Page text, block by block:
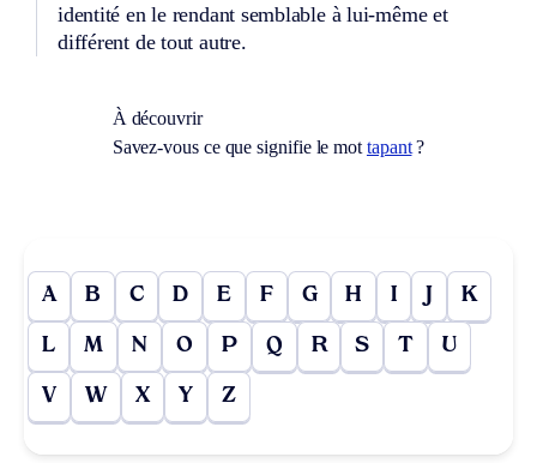
identité en le rendant semblable à lui-même et
différent de tout autre.
À découvrir
Savez-vous ce que signifie le mot tapant?
A B C D E F G H I J K
L M N O P Q R S T U
V W X Y Z